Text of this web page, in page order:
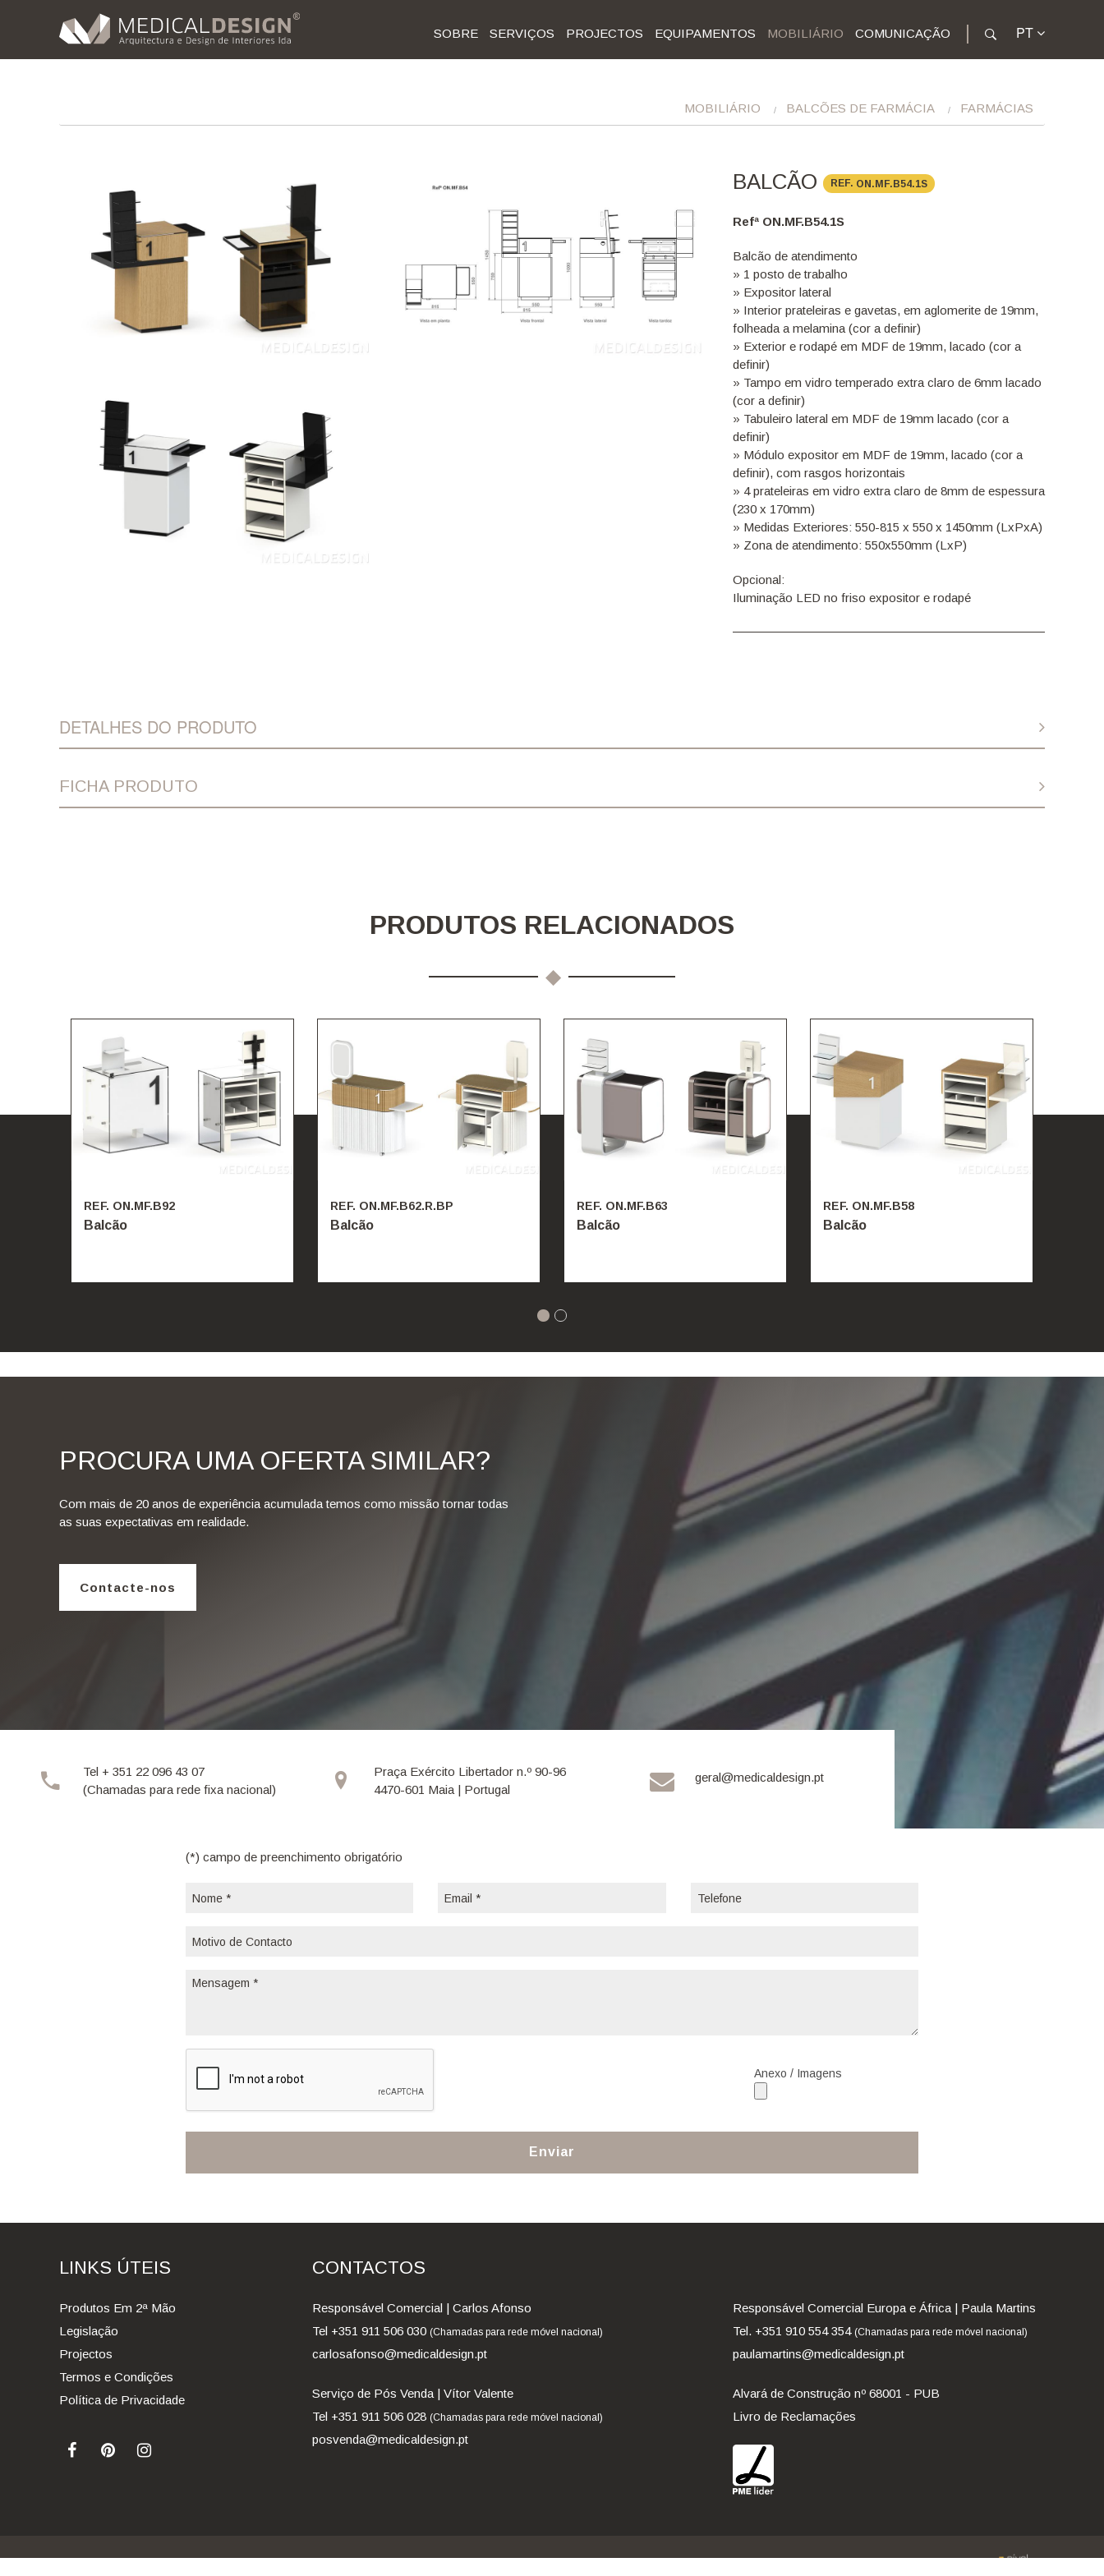
SOBRE SERVIÇOS PROJECTOS EQUIPAMENTOS MOBILIÁRIO COMUNICAÇÃO PT
MOBILIÁRIO BALCÕES DE FARMÁCIA FARMÁCIAS
BALCÃO REF. ON.MF.B54.1S
Refª ON.MF.B54.1S
Balcão de atendimento
» 1 posto de trabalho
» Expositor lateral
» Interior prateleiras e gavetas, em aglomerite de 19mm,
folheada a melamina (cor a definir)
» Exterior e rodapé em MDF de 19mm, lacado (cor a
definir)
» Tampo em vidro temperado extra claro de 6mm lacado
(cor a definir)
» Tabuleiro lateral em MDF de 19mm lacado (cor a
definir)
» Módulo expositor em MDF de 19mm, lacado (cor a
definir), com rasgos horizontais
» 4 prateleiras em vidro extra claro de 8mm de espessura
(230 x 170mm)
» Medidas Exteriores: 550-815 x 550 x 1450mm (LxPxA)
» Zona de atendimento: 550x550mm (LxP)
Opcional:
Iluminação LED no friso expositor e rodapé
DETALHES DO PRODUTO
FICHA PRODUTO
PRODUTOS RELACIONADOS
REF. ON.MF.B92
Balcão
REF. ON.MF.B62.R.BP
Balcão
REF. ON.MF.B63
Balcão
REF. ON.MF.B58
Balcão
PROCURA UMA OFERTA SIMILAR?
Com mais de 20 anos de experiência acumulada temos como missão tornar todas
as suas expectativas em realidade.
Contacte-nos
Tel + 351 22 096 43 07
(Chamadas para rede fixa nacional)
Praça Exército Libertador n.º 90-96
4470-601 Maia | Portugal
geral@medicaldesign.pt
(*) campo de preenchimento obrigatório
Anexo / Imagens
Enviar
LINKS ÚTEIS
Produtos Em 2ª Mão
Legislação
Projectos
Termos e Condições
Política de Privacidade
CONTACTOS
Responsável Comercial | Carlos Afonso
Tel +351 911 506 030 (Chamadas para rede móvel nacional)
carlosafonso@medicaldesign.pt
Serviço de Pós Venda | Vítor Valente
Tel +351 911 506 028 (Chamadas para rede móvel nacional)
posvenda@medicaldesign.pt
Responsável Comercial Europa e África | Paula Martins
Tel. +351 910 554 354 (Chamadas para rede móvel nacional)
paulamartins@medicaldesign.pt
Alvará de Construção nº 68001 - PUB
Livro de Reclamações